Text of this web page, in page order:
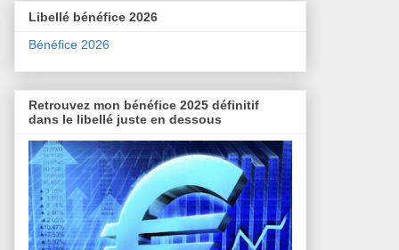
Libellé bénéfice 2026
Bénéfice 2026
Retrouvez mon bénéfice 2025 définitif
dans le libellé juste en dessous